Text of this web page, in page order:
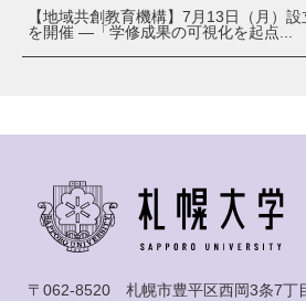
【地域共創教育機構】7月13日（月）
を開催 ―「学修成果の可視化を起点...
〒062-8520 札幌市豊平区西岡3条7丁